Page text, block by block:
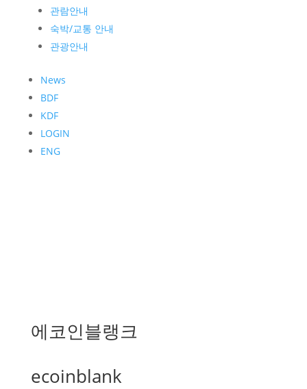
관람안내
숙박/교통 안내
관광안내
News
BDF
KDF
LOGIN
ENG
에코인블랭크
ecoinblank